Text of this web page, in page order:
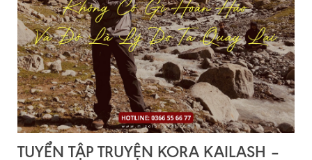
TUYỂN TẬP TRUYỆN KORA KAILASH –